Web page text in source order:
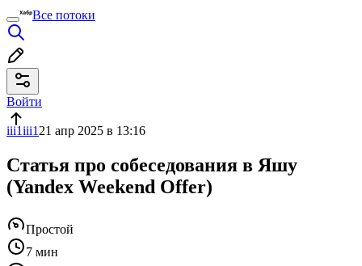
Все потоки
Войти
iii1iii1 21 апр 2025 в 13:16
Cтатья про собеседования в Яшу
(Yandex Weekend Offer)
Простой
7 мин